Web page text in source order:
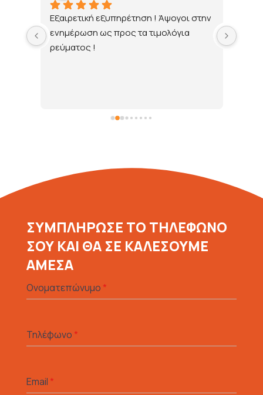
Εξαιρετική εξυπηρέτηση ! Άψογοι στην
ενημέρωση ως προς τα τιμολόγια
ρεύματος !
ΣΥΜΠΛΗΡΩΣΕ ΤΟ ΤΗΛΕΦΩΝΟ
ΣΟΥ ΚΑΙ ΘΑ ΣΕ ΚΑΛΕΣΟΥΜΕ
ΑΜΕΣΑ
Ονοματεπώνυμο *
Τηλέφωνο *
Email *